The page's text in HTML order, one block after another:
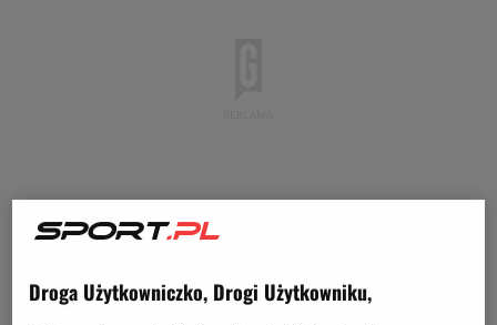
Droga Użytkowniczko, Drogi Użytkowniku,